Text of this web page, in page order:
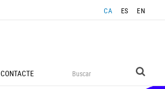
CA ES EN
CONTACTE